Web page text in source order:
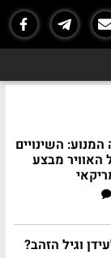
השינויים
האוויר מבצע
וגיל הזהב?